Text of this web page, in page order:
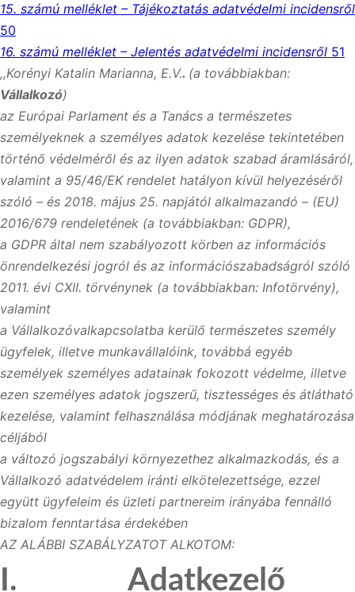
15. számú melléklet – Tájékoztatás adatvédelmi incidensről
50
16. számú melléklet – Jelentés adatvédelmi incidensről 51
,,Korényi Katalin Marianna, E.V.. (a továbbiakban:
Vállalkozó)
az Európai Parlament és a Tanács a természetes
személyeknek a személyes adatok kezelése tekintetében
történő védelméről és az ilyen adatok szabad áramlásáról,
valamint a 95/46/EK rendelet hatályon kívül helyezéséről
szóló – és 2018. május 25. napjától alkalmazandó – (EU)
2016/679 rendeletének (a továbbiakban: GDPR),
a GDPR által nem szabályozott körben az információs
önrendelkezési jogról és az információszabadságról szóló
2011. évi CXII. törvénynek (a továbbiakban: Infotörvény),
valamint
a Vállalkozóvalkapcsolatba kerülő természetes személy
ügyfelek, illetve munkavállalóink, továbbá egyéb
személyek személyes adatainak fokozott védelme, illetve
ezen személyes adatok jogszerű, tisztességes és átlátható
kezelése, valamint felhasználása módjának meghatározása
céljából
a változó jogszabályi környezethez alkalmazkodás, és a
Vállalkozó adatvédelem iránti elkötelezettsége, ezzel
együtt ügyfeleim és üzleti partnereim irányába fennálló
bizalom fenntartása érdekében
AZ ALÁBBI SZABÁLYZATOT ALKOTOM:
I. Adatkezelő